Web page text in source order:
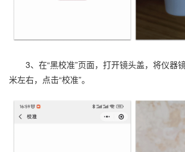
3、在“黑校准”页面，打开镜头盖，将仪器
米左右，点击“校准”。